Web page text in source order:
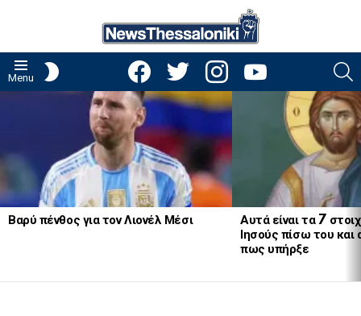
Menu
facebooktwitter instagramyoutube
Βαρύ πένθος για τον Λιονέλ Μέσι
Αυτά είναι τα 7
Ιησούς πίσω του και
πως υπήρξε